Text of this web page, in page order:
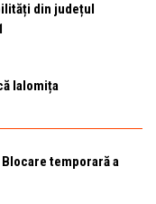
din județul
Ialomița
temporară a